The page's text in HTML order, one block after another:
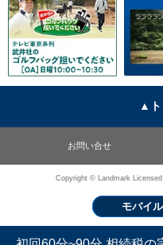
▲ト
お問い合せ
Copyright © Landmark
モバイル